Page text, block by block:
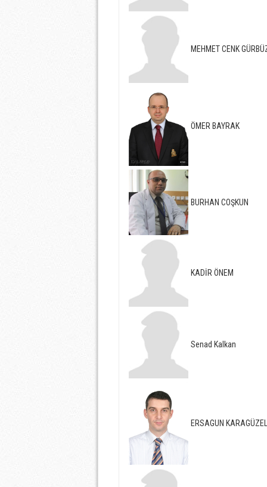
MEHMET CENK
ÖMER BAYRAK
BURHAN COŞKUN
KADİR ÖNEM
Senad Kalkan
ERSAGUN KARAGÜZEL